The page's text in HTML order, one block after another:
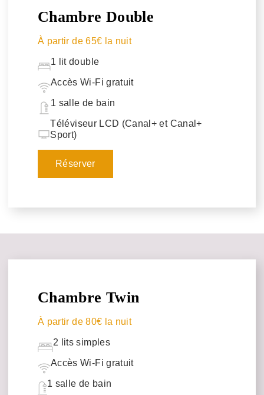
Chambre Double
À partir de 65€ la nuit
1 lit double
Accès Wi-Fi gratuit
1 salle de bain
Téléviseur LCD (Canal+ et Canal+
Sport)
Réserver
Chambre Twin
À partir de 80€ la nuit
2 lits simples
Accès Wi-Fi gratuit
1 salle de bain